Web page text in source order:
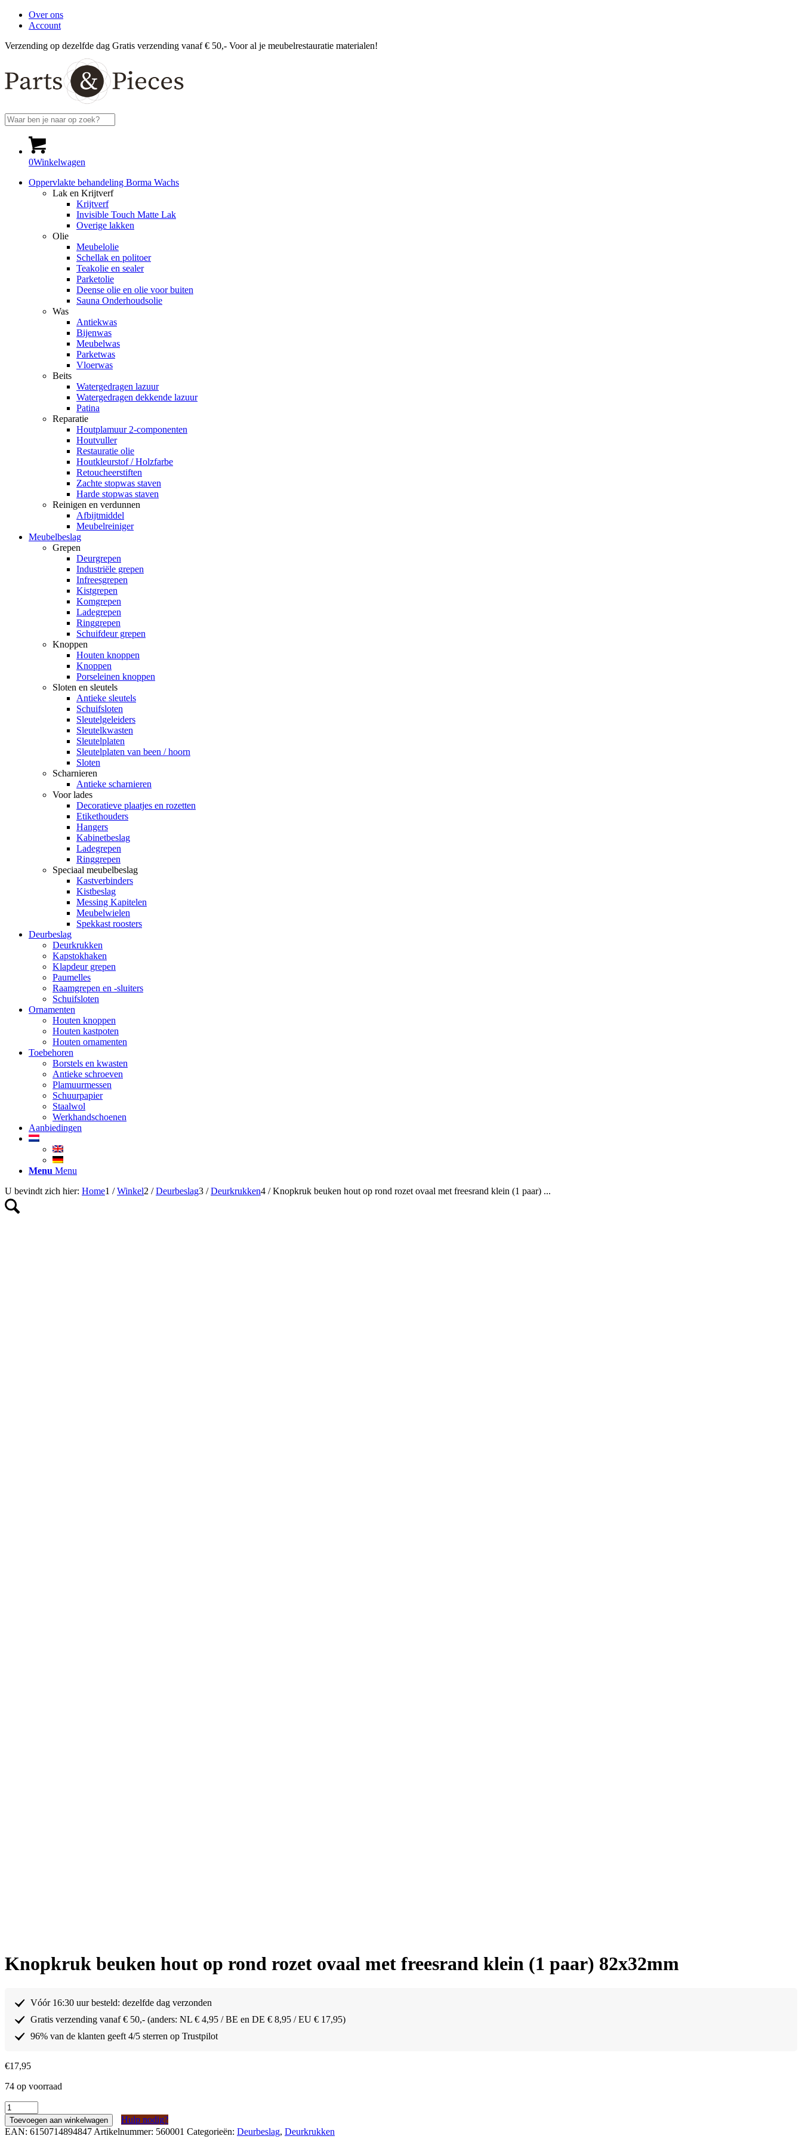
Over ons
Account
Verzending op dezelfde dag Gratis verzending vanaf € 50,- Voor al je meubelrestauratie materialen!
0Winkelwagen
Oppervlakte behandeling Borma Wachs
Lak en Krijtverf
Krijtverf
Invisible Touch Matte Lak
Overige lakken
Olie
Meubelolie
Schellak en politoer
Teakolie en sealer
Parketolie
Deense olie en olie voor buiten
Sauna Onderhoudsolie
Was
Antiekwas
Bijenwas
Meubelwas
Parketwas
Vloerwas
Beits
Watergedragen lazuur
Watergedragen dekkende lazuur
Patina
Reparatie
Houtplamuur 2-componenten
Houtvuller
Restauratie olie
Houtkleurstof / Holzfarbe
Retoucheerstiften
Zachte stopwas staven
Harde stopwas staven
Reinigen en verdunnen
Afbijtmiddel
Meubelreiniger
Meubelbeslag
Grepen
Deurgrepen
Industriële grepen
Infreesgrepen
Kistgrepen
Komgrepen
Ladegrepen
Ringgrepen
Schuifdeur grepen
Knoppen
Houten knoppen
Knoppen
Porseleinen knoppen
Sloten en sleutels
Antieke sleutels
Schuifsloten
Sleutelgeleiders
Sleutelkwasten
Sleutelplaten
Sleutelplaten van been / hoorn
Sloten
Scharnieren
Antieke scharnieren
Voor lades
Decoratieve plaatjes en rozetten
Etikethouders
Hangers
Kabinetbeslag
Ladegrepen
Ringgrepen
Speciaal meubelbeslag
Kastverbinders
Kistbeslag
Messing Kapitelen
Meubelwielen
Spekkast roosters
Deurbeslag
Deurkrukken
Kapstokhaken
Klapdeur grepen
Paumelles
Raamgrepen en -sluiters
Schuifsloten
Ornamenten
Houten knoppen
Houten kastpoten
Houten ornamenten
Toebehoren
Borstels en kwasten
Antieke schroeven
Plamuurmessen
Schuurpapier
Staalwol
Werkhandschoenen
Aanbiedingen
Menu Menu
U bevindt zich hier: Home1 / Winkel2 / Deurbeslag3 / Deurkrukken4 / Knopkruk beuken hout op rond rozet ovaal met freesrand klein (1 paar) ...
Knopkruk beuken hout op rond rozet ovaal met freesrand klein (1 paar) 82x32mm
Vóór 16:30 uur besteld: dezelfde dag verzonden
Gratis verzending vanaf € 50,- (anders: NL € 4,95 / BE en DE € 8,95 / EU € 17,95)
96% van de klanten geeft 4/5 sterren op Trustpilot
€17,95
74 op voorraad
Knopkruk
beuken
hout
Toevoegen aan winkelwagen
Hulp nodig?
EAN: 6150714894847 Artikelnummer: 560001 Categorieën: Deurbeslag, Deurkrukken